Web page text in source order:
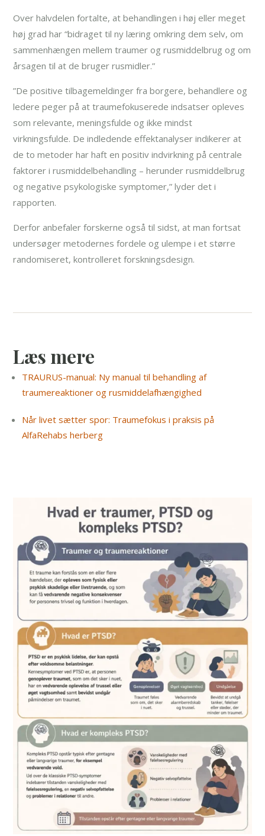
Over halvdelen fortalte, at behandlingen i høj eller meget
høj grad har “bidraget til ny læring omkring dem selv, om
sammenhængen mellem traumer og rusmiddelbrug og om
årsagen til at de bruger rusmidler.”
”De positive tilbagemeldinger fra borgere, behandlere og
ledere peger på at traumefokuserede indsatser opleves
som relevante, meningsfulde og ikke mindst
virkningsfulde. De indledende effektanalyser indikerer at
de to metoder har haft en positiv indvirkning på centrale
faktorer i rusmiddelbehandling – herunder rusmiddelbrug
og negative psykologiske symptomer,” lyder det i
rapporten.
Derfor anbefaler forskerne også til sidst, at man fortsat
undersøger metodernes fordele og ulempe i et større
randomiseret, kontrolleret forskningsdesign.
Læs mere
TRAURUS-manual: Ny manual til behandling af
traumereaktioner og rusmiddelafhængighed
Når livet sætter spor: Traumefokus i praksis på
AlfaRehabs herberg